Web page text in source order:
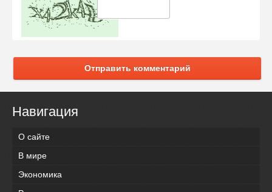
Отправить комментарий
Навигация
О сайте
В мире
Экономика